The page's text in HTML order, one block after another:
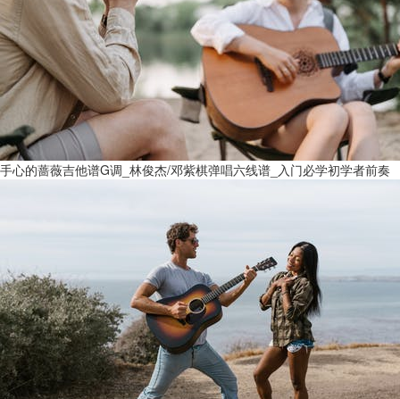
手心的蔷薇吉他谱G调_林俊杰/邓紫棋弹唱六线谱_入门必学初学者前奏